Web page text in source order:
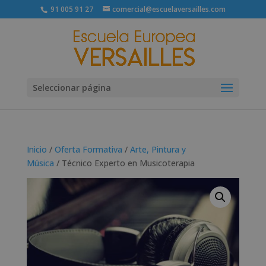
91 005 91 27 comercial@escuelaversailles.com
Seleccionar página
Inicio / Oferta Formativa / Arte, Pintura y
Música / Técnico Experto en Musicoterapia